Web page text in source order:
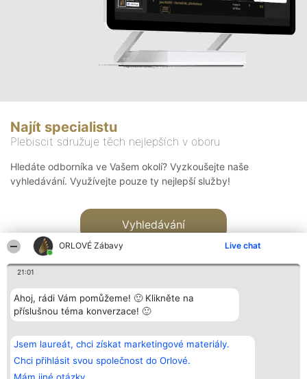
ORLOVÉ Zábavy Live chat
21:01
Ahoj, rádi Vám pomůžeme! 🙂 Klikněte na
příslušnou téma konverzace! 🙂
Jsem laureát, chci získat marketingové materiály.
Chci přihlásit svou společnost do Orlové.
Najít specialistu
Plebiscit sdružuje těch nejlepších v oboru
Hledáte odborníka ve Vašem okolí? Vyzkoušejte naše
vyhledávání. Využívejte pouze ty nejlepší služby!
Vyhledávání
Bright Side Solutions sp. z o.
o. sp. k.
ul. Ruska 22
Wrocław 50-079
KRS 0000749100 | Regon
Vítězové
Seznam všech
laureátů
Zásady
Kontakt